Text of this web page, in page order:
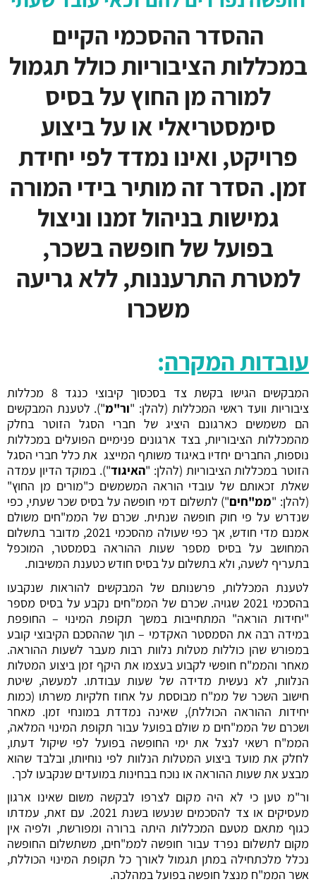
ההסדר ההסכמי הקיים
במכללות הציבוריות כולל תגמול
למורה מן החוץ על בסיס
סימסטריאלי או על ביצוע
פרויקט, ואינו נמדד לפי יחידת
זמן. הסדר זה מותיר בידי המורה
גמישות בניהול זמנו וניצול
בפועל של חופשה בשכר,
למטרת התרעננות, ללא גריעה
משכרו
עובדות המקרה:
המבקשים הגישו בקשת צד בסכסוך קיבוצי כנגד 8 מכללות
ציבוריות וועד ראשי המכללות (להלן: "ור"מ"). לטענת המבקשים
הם משמשים כארגונם היציג של חברי הסגל הזוטר בחלק
מהמכללות הציבוריות, בצד ארגונים פנימיים הפועלים במכללות
נוספות, החברים יחדיו באיגוד משותף המייצג את כלל חברי הסגל
הזוטר במכללות הציבוריות (להלן: "האיגוד"). במוקד הדיון עמדה
שאלת זכאותם של עובדי הוראה המשמשים כ"מורים מן החוץ"
(להלן: "ממ"חים") לתשלום דמי חופשה על בסיס שכר שעתי, כפי
שנדרש על פי חוק חופשה שנתית. שכרם של הממ"חים משולם
אמנם מדי חודש, אך כפי שעולה מהסכמי 2021, מדובר בתשלום
המחושב על בסיס מספר שעות ההוראה בסמסטר, המוכפל
בתעריף לשעה, ולא בתשלום על בסיס חודש כטענת המשיבות.
לטענת המכללות, פרשנותם של המבקשים להוראות שנקבעו
בהסכמי 2021 שגויה. שכרם של הממ"חים נקבע על בסיס מספר
"יחידות הוראה" המתחייבות במשך תקופת המינוי – החופפת
במידה רבה את הסמסטר האקדמי – תוך שההסכם הקיבוצי קובע
במפורש שהן כוללות מטלות נלוות רבות מעבר לשעות ההוראה.
מאחר והממ"ח חופשי לקבוע בעצמו את היקף זמן ביצוע המטלות
הנלוות, לא נעשית מדידה של שעות עבודתו. למעשה, שיטת
חישוב השכר של ממ"ח מבוססת על אחוז חלקיות משרתו (כמות
יחידות ההוראה הכוללת), שאינה נמדדת במונחי זמן. מאחר
ושכרם של הממ"חים מ שולם בפועל עבור תקופת המינוי המלאה,
הממ"ח רשאי לנצל את ימי החופשה בפועל לפי שיקול דעתו,
לחלק את מועד ביצוע המטלות הנלוות לפי נוחיותו, ובלבד שהוא
מבצע את שעות ההוראה או נוכח בבחינות במועדים שנקבעו לכך.
ור"מ טען כי לא היה מקום לצרפו לבקשה משום שאינו ארגון
מעסיקים או צד להסכמים שנעשו בשנת 2021. עם זאת, עמדתו
כגוף מתאם מטעם המכללות היתה ברורה ומפורשת, ולפיה אין
מקום לתשלום נפרד עבור חופשה לממ"חים, משתשלום החופשה
נכלל מלכתחילה במתן תגמול לאורך כל תקופת המינוי הכוללת,
אשר הממ"ח מנצל חופשה בפועל במהלכה.